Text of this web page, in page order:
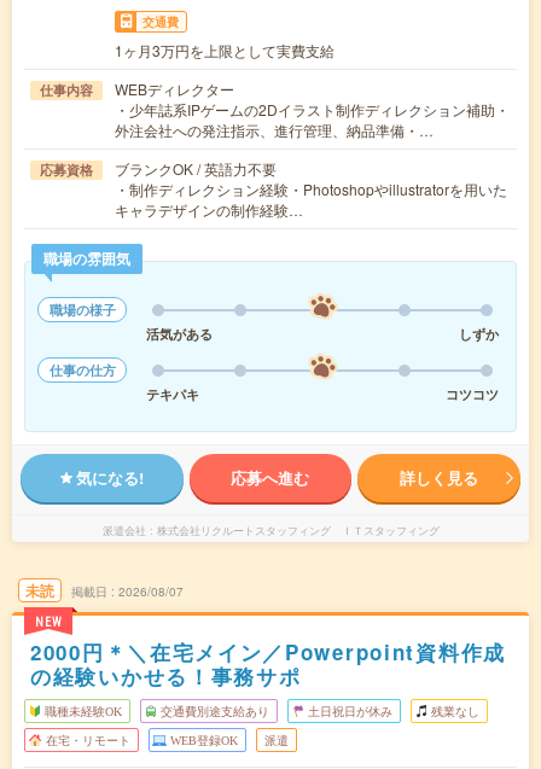
交通費
1ヶ月3万円を上限として実費支給
仕事内容
WEBディレクター
・少年誌系IPゲームの2Dイラスト制作ディレクション補助・
外注会社への発注指示、進行管理、納品準備・…
応募資格
ブランクOK / 英語力不要
・制作ディレクション経験・Photoshopやillustratorを用いた
キャラデザインの制作経験…
職場の雰囲気
職場の様子
活気がある
しずか
仕事の仕方
テキパキ
コツコツ
気になる! 応募へ進む 詳しく見る
派遣会社 株式会社リクルートスタッフィング ＩＴスタッフィング
未読
NEW
掲載日 2026/08/07
2000円＊＼在宅メイン／Powerpoint資料作成
の経験いかせる！事務サポ
職種未経験OK 交通費別途支給あり 土日祝日が休み 残業なし
在宅・リモート WEB登録OK 派遣